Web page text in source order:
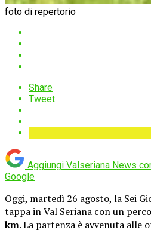
foto di repertorio
Share
Tweet
Aggiungi Valseriana News
Google
Oggi, martedì 26 agosto, la Sei
tappa in Val Seriana con un
km. La partenza è avvenuta alle